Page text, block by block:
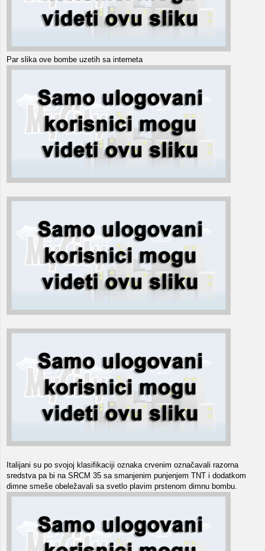
Par slika ove bombe uzetih sa interneta
Italijani su po svojoj klasifikaciji oznaka crvenim označavali razorna
sredstva pa bi na SRCM 35 sa smanjenim punjenjem TNT i dodatkom
dimne smeše obeležavali sa svetlo plavim prstenom dimnu bombu.